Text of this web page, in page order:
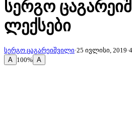
სერგო
ლექსები
სერგო ცაგარეიშვილი·25 ივლისი, 2019·4
A 100% A